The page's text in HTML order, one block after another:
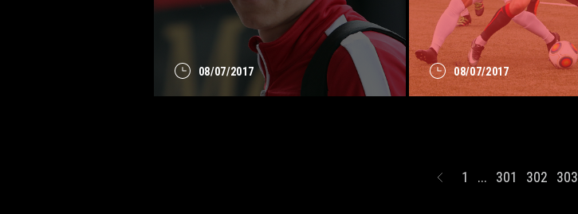
08/07/2017 08/07/2017
1 ... 301 302 303